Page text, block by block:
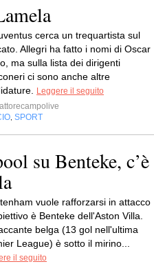
cerca un trequartista sul
Allegri ha fatto i nomi di Oscar
ma sulla lista dei dirigenti
ci sono anche altre
Leggere il seguito
, SPORT
su Benteke, c’è
vuole rafforzarsi in attacco
è Benteke dell'Aston Villa.
belga (13 gol nell'ultima
League) è sotto il mirino...
il seguito